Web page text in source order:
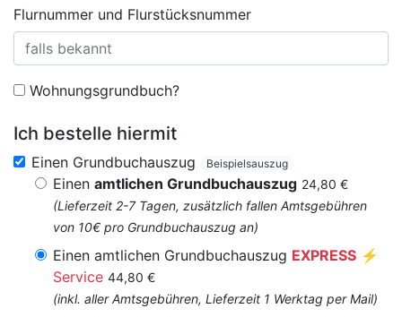
Flurnummer und Flurstücksnummer
Wohnungsgrundbuch?
Ich bestelle hiermit
Einen Grundbuchauszug Beispielsauszug
Einen amtlichen Grundbuchauszug 24,80 €
(Lieferzeit 2-7 Tagen, zusätzlich fallen Amtsgebühren
von 10€ pro Grundbuchauszug an)
Einen amtlichen Grundbuchauszug EXPRESS ⚡
Service 44,80 €
(inkl. aller Amtsgebühren, Lieferzeit 1 Werktag per Mail)